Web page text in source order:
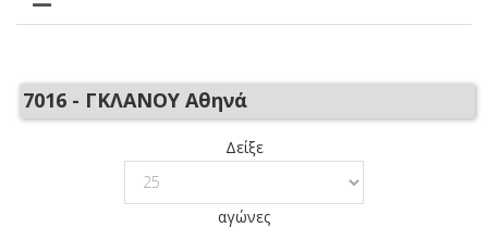
7016 - ΓΚΛΑΝΟΥ Αθηνά
Δείξε
αγώνες